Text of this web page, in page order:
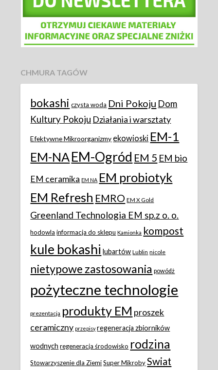
CHMURA TAGÓW
bokashi czysta woda Dni Pokoju Dom
Kultury Pokoju Działania i warsztaty
Efektywne Mikroorganizmy ekowioski EM-1
EM-NAEM-Ogród EM 5 EM bio
EM ceramika EM NA EM probiotyk
EM Refresh EMRO EM X Gold
Greenland Technologia EM sp.z o. o.
hodowla informacja do sklepu Kamionka kompost
kule bokashi lubartów Lublin nicole
nietypowe zastosowania powódż
pożyteczne technologie
prezentacja produkty EM proszek
ceramiczny przepisy regeneracja zbiorników
wodnych regeneracja środowisko rodzina
Stowarzyszenie dla Ziemi Super Mikroby Swiat